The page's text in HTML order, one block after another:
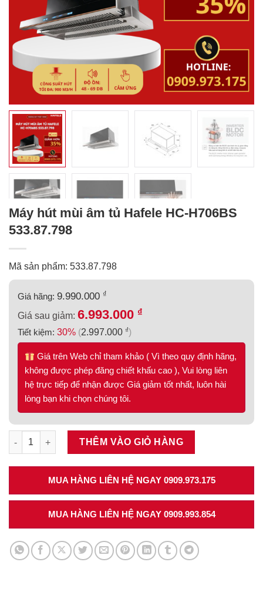
Máy hút mùi âm tủ Hafele HC-H706BS
533.87.798
Mã sản phẩm: 533.87.798
Giá hãng: 9.990.000 ₫
Giá sau giảm: 6.993.000 ₫
Tiết kiệm: 30% (2.997.000 ₫)
Giá trên Web chỉ tham khảo ( Vì theo quy định hãng,
không được phép đăng chiết khấu cao ), Vui lòng liên
hệ trực tiếp để nhận được Giá giảm tốt nhất, luôn hài
lòng bạn khi chọn chúng tôi.
Máy hút mùi âm tủ Hafele HC-H706BS 533.87.798 số lượng
THÊM VÀO GIỎ HÀNG
MUA HÀNG LIÊN HỆ NGAY 0909.973.175
MUA HÀNG LIÊN HỆ NGAY 0909.993.854